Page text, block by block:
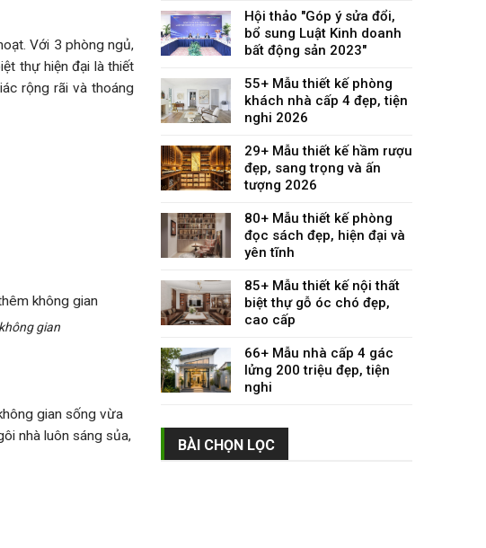
Với 3 phòng ngủ,
thự hiện đại là thiết
rộng rãi và thoáng
gian
gian sống vừa
nhà luôn sáng sủa,
Hội thảo "Góp ý sửa đổi,
bổ sung Luật Kinh doanh
bất động sản 2023"
55+ Mẫu thiết kế phòng
khách nhà cấp 4 đẹp, tiện
nghi 2026
29+ Mẫu thiết kế hầm rượu
đẹp, sang trọng và ấn
tượng 2026
80+ Mẫu thiết kế phòng
đọc sách đẹp, hiện đại và
yên tĩnh
85+ Mẫu thiết kế nội thất
biệt thự gỗ óc chó đẹp,
cao cấp
66+ Mẫu nhà cấp 4 gác
lửng 200 triệu đẹp, tiện
nghi
BÀI CHỌN LỌC